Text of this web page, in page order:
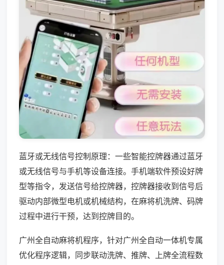
蓝牙或无线信号控制原理：一些智能控牌器通过蓝牙
或无线信号与手机等设备连接。手机端软件预设好牌
型等指令，发送信号给控牌器，控牌器接收到信号后
驱动内部微型电机或机械结构，在麻将机洗牌、码牌
过程中进行干预，达到控牌目的。
广州全自动麻将机程序，针对广州全自动一体机专属
优化程序逻辑，同步联动洗牌、推牌、上牌全流程数